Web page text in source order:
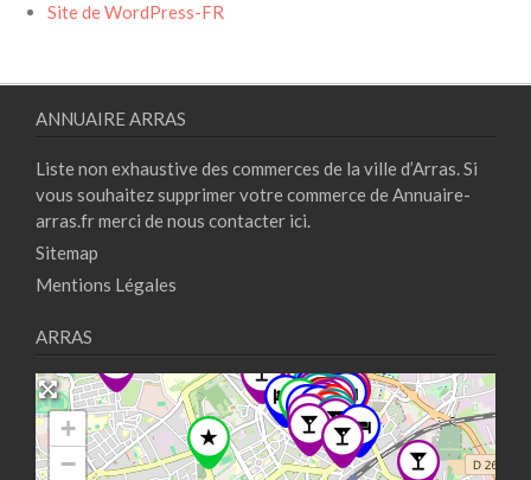
Site de WordPress-FR
ANNUAIRE ARRAS
Liste non exhaustive des commerces de la ville d’Arras. Si
vous souhaitez supprimer votre commerce de Annuaire-
arras.fr merci de nous contacter ici.
Sitemap
Mentions Légales
ARRAS
+
−